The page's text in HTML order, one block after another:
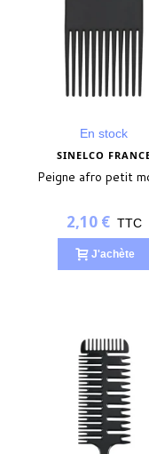
En stock
SINELCO
Peigne afro petit
2,10 € TTC
J'achète